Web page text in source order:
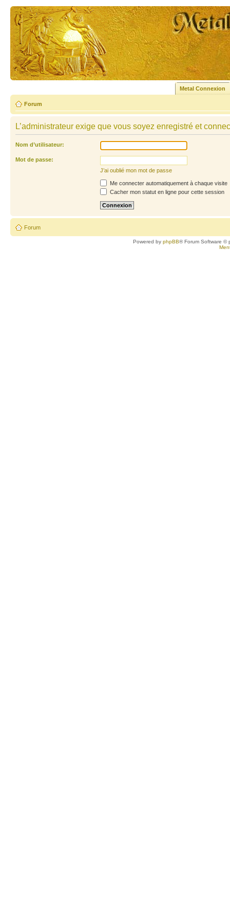
Metal Connexion
Forum
L’administrateur exige que vous soyez enregistré et
Nom d’utilisateur:
Mot de passe:
J’ai oublié mon mot de passe
Me connecter automatiquement à chaque visite
Cacher mon statut en ligne pour cette session
Forum
Powered byphpBB® Forum Software ©